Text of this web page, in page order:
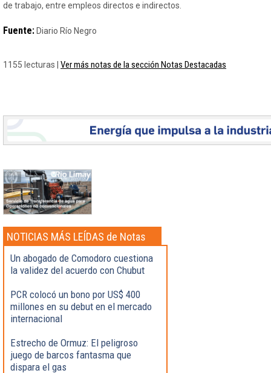
de trabajo, entre empleos directos e indirectos.
Fuente: Diario Río Negro
1155 lecturas | Ver más notas de la sección Notas Destacadas
NOTICIAS MÁS LEÍDAS de Notas
Destacadas
Un abogado de Comodoro cuestiona
la validez del acuerdo con Chubut
PCR colocó un bono por US$ 400
millones en su debut en el mercado
internacional
Estrecho de Ormuz: El peligroso
juego de barcos fantasma que
dispara el gas